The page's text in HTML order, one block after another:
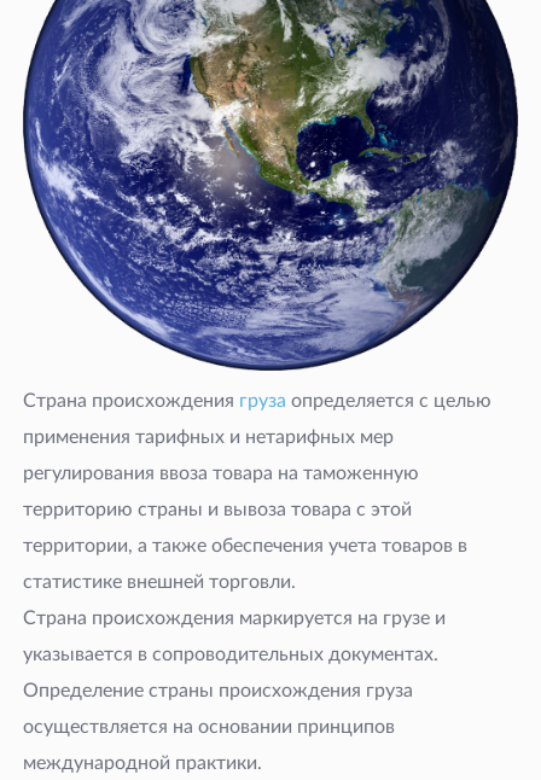
Страна происхождения груза определяется с целью
применения тарифных и нетарифных мер
регулирования ввоза товара на таможенную
территорию страны и вывоза товара с этой
территории, а также обеспечения учета товаров в
статистике внешней торговли.
Страна происхождения маркируется на грузе и
указывается в сопроводительных документах.
Определение страны происхождения груза
осуществляется на основании принципов
международной практики.